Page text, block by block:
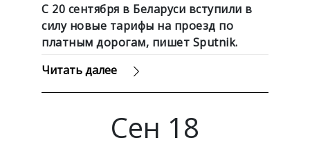
С 20 сентября в Беларуси вступили в
силу новые тарифы на проезд по
платным дорогам, пишет Sputnik.
Читать далее
Сен 18